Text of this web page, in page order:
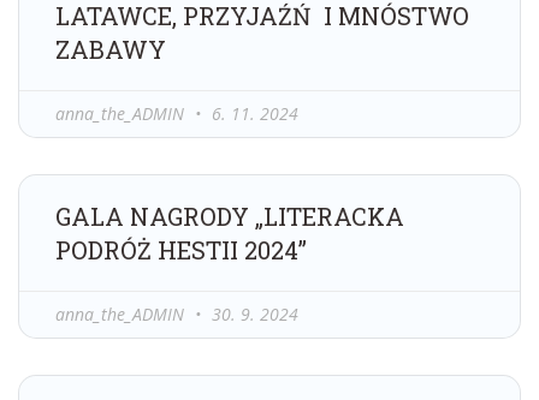
LATAWCE, PRZYJAŹŃ I MNÓSTWO
ZABAWY
anna_the_ADMIN 6. 11. 2024
GALA NAGRODY „LITERACKA
PODRÓŻ HESTII 2024”
anna_the_ADMIN 30. 9. 2024